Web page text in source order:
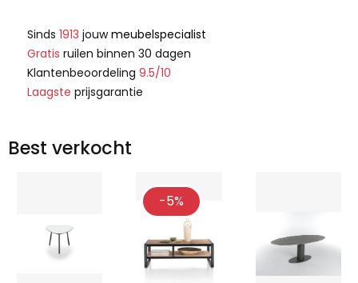
Sinds 1913 jouwmeubelspecialist
Gratis ruilen binnen 30 dagen
Klantenbeoordeling 9.5/10
Laagste prijsgarantie
Best verkocht
-5%